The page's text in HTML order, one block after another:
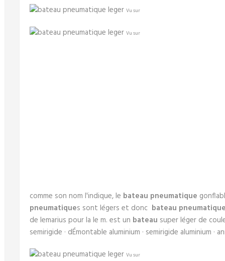
Vu sur
Vu sur
comme son nom l'indique, le bateau pneumatique
pneumatiques sont légers et donc bateau
de lemarius pour la le m. est un bateau super léger de
semirigide · dÉmontable aluminium · semirigide aluminium ·
Vu sur